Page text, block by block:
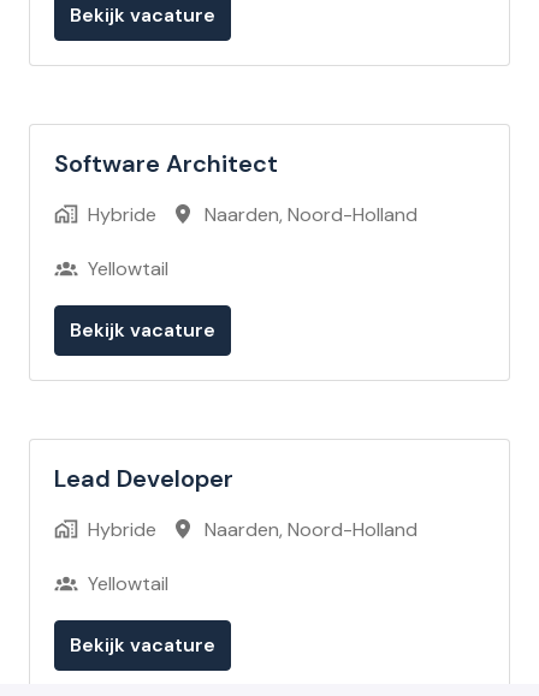
Bekijk vacature
Software Architect
Hybride Naarden, Noord-Holland
Yellowtail
Bekijk vacature
Lead Developer
Hybride Naarden, Noord-Holland
Yellowtail
Bekijk vacature